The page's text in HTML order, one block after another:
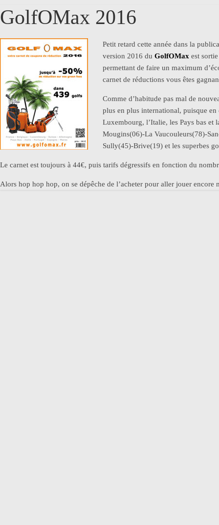
GolfOMax 2016
Petit retard cette année dans la
version 2016 du GolfOMax est
permettant de faire un maximum
carnet de réductions vous êtes
Comme d’habitude pas mal de
plus en plus international, puisque
Luxembourg, l’Italie, les Pays bas et
Mougins(06)-La Vaucouleurs(78)-
Sully(45)-Brive(19) et les superbes
Le carnet est toujours à 44€, puis tarifs dégressifs en fonction du
Alors hop hop hop, on se dépêche de l’acheter pour aller jouer encore